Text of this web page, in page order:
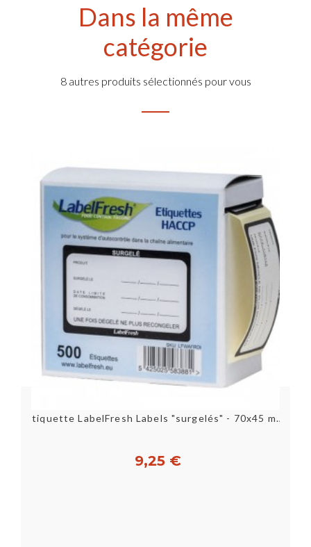
Dans la même
catégorie
8 autres produits sélectionnés pour vous
Étiquette LabelFresh Labels "surgelés" - 70x45 mm -...
9,25 €